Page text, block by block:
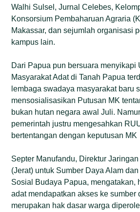
Walhi Sulsel, Jurnal Celebes,
Konsorsium Pembaharuan Agraria
Makassar, dan sejumlah organisasi
kampus lain.
Dari Papua pun bersuara menyikapi
Masyarakat Adat di Tanah Papua
lembaga swadaya masyarakat baru
mensosialisasikan Putusan MK
bukan hutan negara awal Juli.
pemerintah justru mengesahkan
bertentangan dengan keputusan
Septer Manufandu, Direktur
(Jerat) untuk Sumber Daya Alam
Sosial Budaya Papua, mengatakan,
adat mendapatkan akses ke sumber
merupakan hak dasar warga